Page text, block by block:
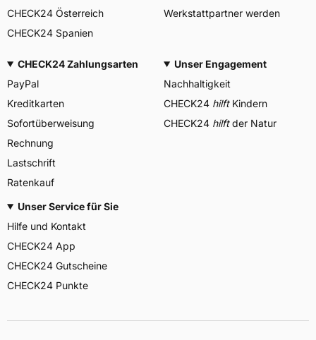
CHECK24 Österreich
CHECK24 Spanien
Werkstattpartner werden
CHECK24 Zahlungsarten
PayPal
Kreditkarten
Sofortüberweisung
Rechnung
Lastschrift
Ratenkauf
Unser Engagement
Nachhaltigkeit
CHECK24 hilftKindern
CHECK24 hilftder Natur
Unser Service für Sie
Hilfe und Kontakt
CHECK24 App
CHECK24 Gutscheine
CHECK24 Punkte